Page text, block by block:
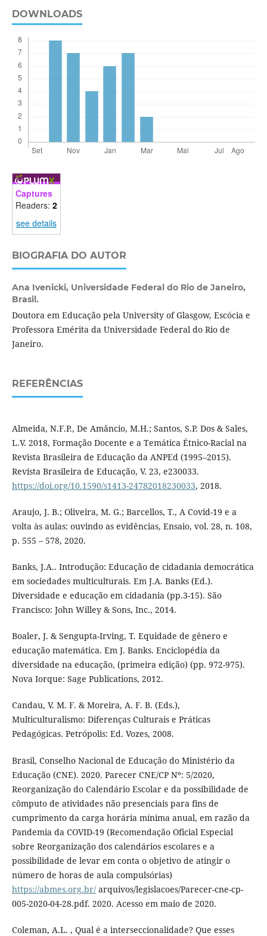
DOWNLOADS
Captures
Readers: 2
see details
BIOGRAFIA DO AUTOR
Ana Ivenicki, Universidade Federal do Rio de Janeiro,
Brasil.
Doutora em Educação pela University of Glasgow, Escócia e
Professora Emérita da Universidade Federal do Rio de
Janeiro.
REFERÊNCIAS
Almeida, N.F.P., De Amâncio, M.H.; Santos, S.P. Dos & Sales,
L.V. 2018, Formação Docente e a Temática Étnico-Racial na
Revista Brasileira de Educação da ANPEd (1995–2015).
Revista Brasileira de Educação, V. 23, e230033.
https://doi.org/10.1590/s1413-24782018230033, 2018.
Araujo, J. B.; Oliveira, M. G.; Barcellos, T., A Covid-19 e a
volta às aulas: ouvindo as evidências, Ensaio, vol. 28, n. 108,
p. 555 – 578, 2020.
Banks, J.A.. Introdução: Educação de cidadania democrática
em sociedades multiculturais. Em J.A. Banks (Ed.).
Diversidade e educação em cidadania (pp.3-15). São
Francisco: John Willey & Sons, Inc., 2014.
Boaler, J. & Sengupta-Irving, T. Equidade de gênero e
educação matemática. Em J. Banks. Enciclopédia da
diversidade na educação, (primeira edição) (pp. 972-975).
Nova Iorque: Sage Publications, 2012.
Candau, V. M. F. & Moreira, A. F. B. (Eds.),
Multiculturalismo: Diferenças Culturais e Práticas
Pedagógicas. Petrópolis: Ed. Vozes, 2008.
Brasil, Conselho Nacional de Educação do Ministério da
Educação (CNE). 2020. Parecer CNE/CP Nº: 5/2020,
Reorganização do Calendário Escolar e da possibilidade de
cômputo de atividades não presenciais para fins de
cumprimento da carga horária mínima anual, em razão da
Pandemia da COVID-19 (Recomendação Oficial Especial
sobre Reorganização dos calendários escolares e a
possibilidade de levar em conta o objetivo de atingir o
número de horas de aula compulsórias)
https://abmes.org.br/arquivos/legislacoes/Parecer-cne-cp-
005-2020-04-28.pdf. 2020. Acesso em maio de 2020.
Coleman, A.L. , Qual é a interseccionalidade? Que esses